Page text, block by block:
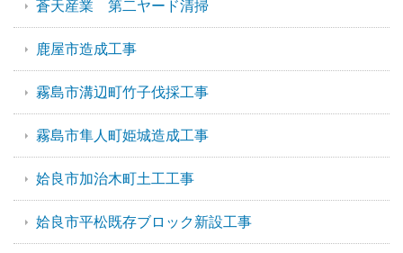
蒼天産業 第二ヤード清掃
鹿屋市造成工事
霧島市溝辺町竹子伐採工事
霧島市隼人町姫城造成工事
姶良市加治木町土工工事
姶良市平松既存ブロック新設工事